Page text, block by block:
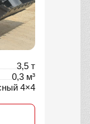
3,5 т
0,3 м³
4×4